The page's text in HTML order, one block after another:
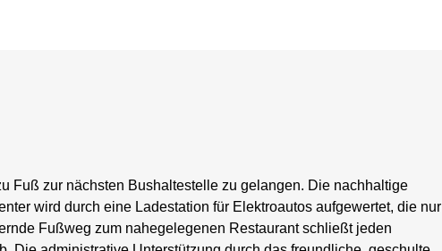
Fuß zur nächsten Bushaltestelle zu gelangen. Die nachhaltige
wird durch eine Ladestation für Elektroautos aufgewertet, die nur
Fußweg zum nahegelegenen Restaurant schließt jeden